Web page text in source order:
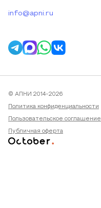
info@apni.ru
© АПНИ 2014-2026
Политика конфиденциальности
Пользовательское соглашение
Публичная оферта